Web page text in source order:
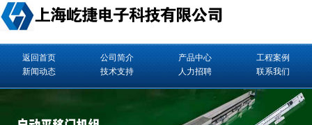
返回首页 公司简介 产品中心
工程案例
新闻动态
技术支持 人力招聘 联系我们